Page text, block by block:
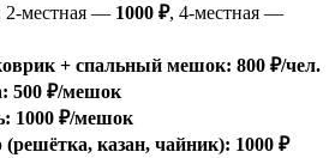
2-местная — 1000 ₽, 4-местная —
+ спальный мешок: 800 ₽/чел.
500 ₽/мешок
1000 ₽/мешок
(решётка, казан, чайник): 1000 ₽